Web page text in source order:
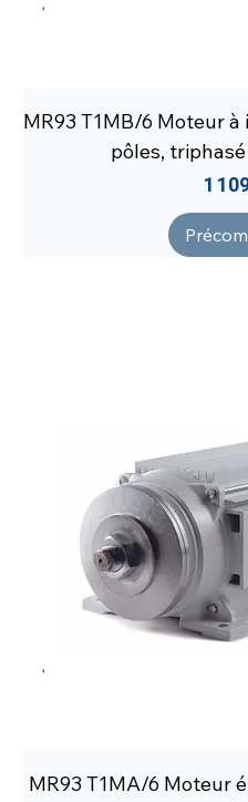
MR93 T1MB/6 Moteur
pôles,
Prix
1
MR93 T1MA/6 Moteur